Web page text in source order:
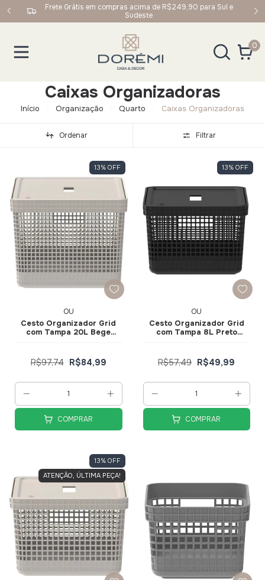
Frete Grátis em compras acima de R$249,90 para Sul e
Sudeste
0
Caixas Organizadoras
Início Organização Quarto Caixas Organizadoras
Ordenar Filtrar
13% OFF
OU
Cesto Organizador Grid
com Tampa 20L Bege
R$97,74 R$84,99
COMPRAR
13% OFF
OU
Cesto Organizador Grid
com Tampa 8L Preto
R$57,49 R$49,99
COMPRAR
13% OFF
ATENÇÃO, ÚLTIMA PEÇA!